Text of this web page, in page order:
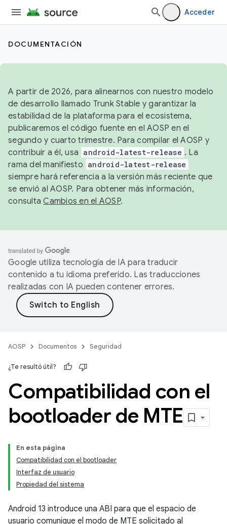
Acceder
DOCUMENTACIÓN
A partir de 2026, para alinearnos con nuestro modelo
de desarrollo llamado Trunk Stable y garantizar la
estabilidad de la plataforma para el ecosistema,
publicaremos el código fuente en el AOSP en el
segundo y cuarto trimestre. Para compilar el AOSP y
contribuir a él, usa android-latest-release . La
rama del manifiesto android-latest-release
siempre hará referencia a la versión más reciente que
se envió al AOSP. Para obtener más información,
consultaCambios en el AOSP.
Google utiliza tecnología de IA para traducir
contenido a tu idioma preferido. Las traducciones
realizadas con IA pueden contener errores.
AOSP Documentos Seguridad
¿Te resultó útil?
Compatibilidad con el
bootloader de MTE
En esta página
Compatibilidad con el bootloader
Interfaz de usuario
Propiedad del sistema
Android 13 introduce una ABI para que el espacio de
usuario comunique el modo de MTE solicitado al